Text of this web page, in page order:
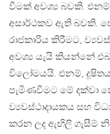
වීමක් අවශ්‍ය බවකි.
අසාර්ථකව ඇති බවකි.
රාජකාරිය කිරීමට,
අවශ්‍ය යැයි කියන්නේ
විලෝමයයි. එනම්,
පැමිණවීමට මේ දක්වා
ව්‍යවස්ථාදායකය සහ
කරන ලද ඇඟිලි ගැසීම්